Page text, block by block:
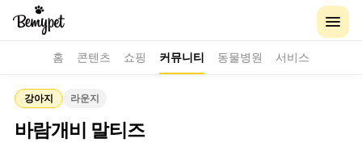
홈 콘텐츠 쇼핑 커뮤니티 동물병원 서비스
강아지 라운지
바람개비 말티즈